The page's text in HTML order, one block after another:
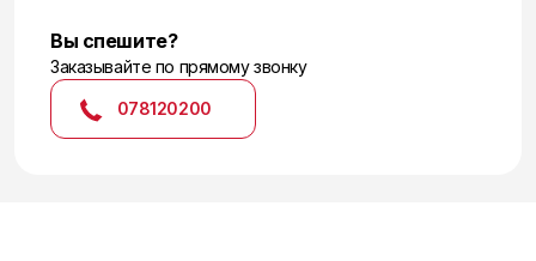
Вы спешите?
Заказывайте по прямому звонку
078120200